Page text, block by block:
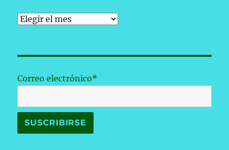
Archivos
Correo electrónico*